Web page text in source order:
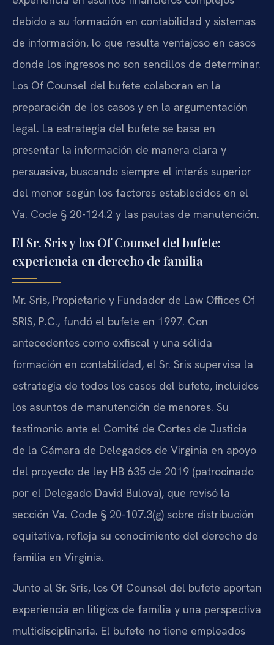
debido a su formación en contabilidad y sistemas
de información, lo que resulta ventajoso en casos
donde los ingresos no son sencillos de determinar.
Los Of Counsel del bufete colaboran en la
preparación de los casos y en la argumentación
legal. La estrategia del bufete se basa en
presentar la información de manera clara y
persuasiva, buscando siempre el interés superior
del menor según los factores establecidos en el
Va. Code § 20-124.2 y las pautas de manutención.
El Sr. Sris y los Of Counsel del bufete:
experiencia en derecho de familia
Mr. Sris, Propietario y Fundador de Law Offices Of
SRIS, P.C., fundó el bufete en 1997. Con
antecedentes como exfiscal y una sólida
formación en contabilidad, el Sr. Sris supervisa la
estrategia de todos los casos del bufete, incluidos
los asuntos de manutención de menores. Su
testimonio ante el Comité de Cortes de Justicia
de la Cámara de Delegados de Virginia en apoyo
del proyecto de ley HB 635 de 2019 (patrocinado
por el Delegado David Bulova), que revisó la
sección Va. Code § 20-107.3(g) sobre distribución
equitativa, refleja su conocimiento del derecho de
familia en Virginia.
Junto al Sr. Sris, los Of Counsel del bufete aportan
experiencia en litigios de familia y una perspectiva
multidisciplinaria. El bufete no tiene empleados